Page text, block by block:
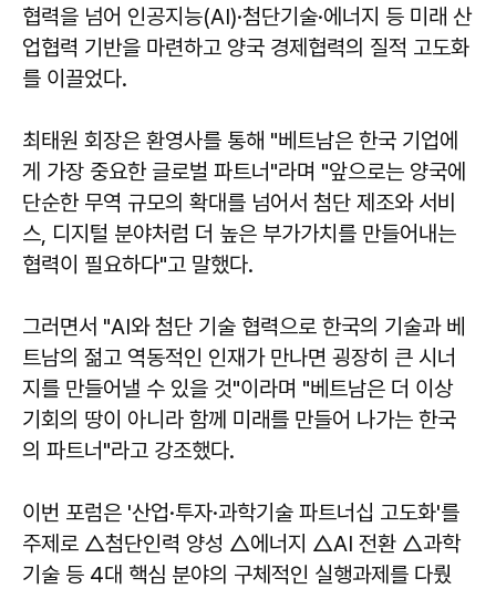
협력을 넘어 인공지능(AI)·첨단기술·에너지 등 미래 산
업협력 기반을 마련하고 양국 경제협력의 질적 고도화
를 이끌었다.
최태원 회장은 환영사를 통해 "베트남은 한국 기업에
게 가장 중요한 글로벌 파트너"라며 "앞으로는 양국에
단순한 무역 규모의 확대를 넘어서 첨단 제조와 서비
스, 디지털 분야처럼 더 높은 부가가치를 만들어내는
협력이 필요하다"고 말했다.
그러면서 "AI와 첨단 기술 협력으로 한국의 기술과 베
트남의 젊고 역동적인 인재가 만나면 굉장히 큰 시너
지를 만들어낼 수 있을 것"이라며 "베트남은 더 이상
기회의 땅이 아니라 함께 미래를 만들어 나가는 한국
의 파트너"라고 강조했다.
이번 포럼은 '산업·투자·과학기술 파트너십 고도화'를
주제로 △첨단인력 양성 △에너지 △AI 전환 △과학
기술 등 4대 핵심 분야의 구체적인 실행과제를 다뤘